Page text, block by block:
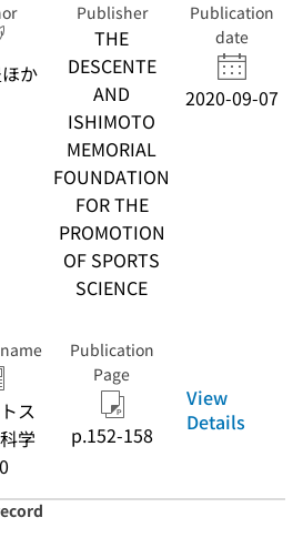
か
Publisher
THE
DESCENTE
AND
ISHIMOTO
MEMORIAL
FOUNDATION
FOR THE
PROMOTION
OF SPORTS
SCIENCE
Publication
date
2020-09-07
ス
学
Publication
Page
p.152-158
View
Details